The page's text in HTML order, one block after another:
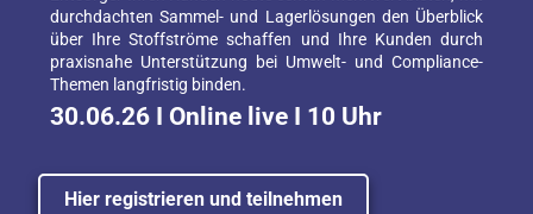
durchdachten Sammel- und Lagerlösungen den Überblick
über Ihre Stoffströme schaffen und Ihre Kunden durch
praxisnahe Unterstützung bei Umwelt- und Compliance-
Themen langfristig binden.
30.06.26 I Online live I 10 Uhr
Hier registrieren und teilnehmen